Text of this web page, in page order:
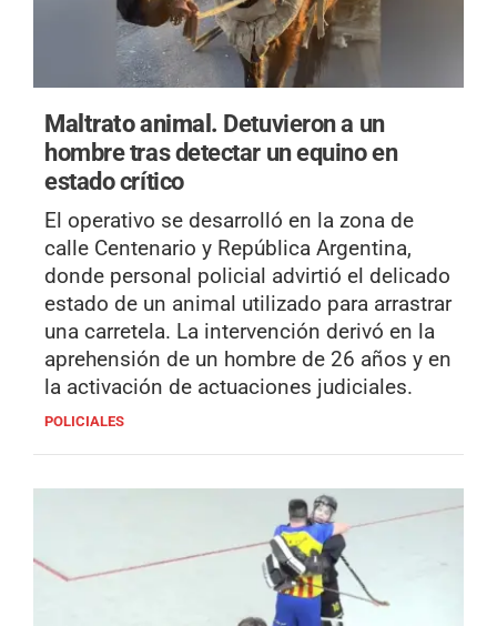
Maltrato animal. Detuvieron a un
hombre tras detectar un equino en
estado crítico
El operativo se desarrolló en la zona de
calle Centenario y República Argentina,
donde personal policial advirtió el delicado
estado de un animal utilizado para arrastrar
una carretela. La intervención derivó en la
aprehensión de un hombre de 26 años y en
la activación de actuaciones judiciales.
POLICIALES